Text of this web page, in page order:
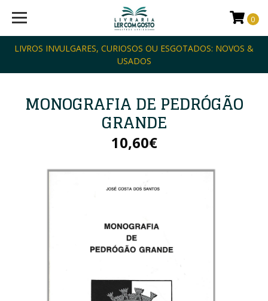
LIVROS INVULGARES, CURIOSOS OU ESGOTADOS: NOVOS &
USADOS
0
MONOGRAFIA DE PEDRÓGÃO
GRANDE
10,60€